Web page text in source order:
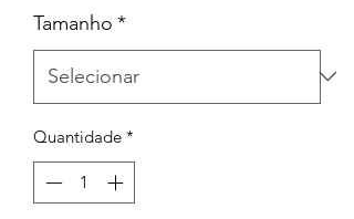
Tamanho *
Quantidade *